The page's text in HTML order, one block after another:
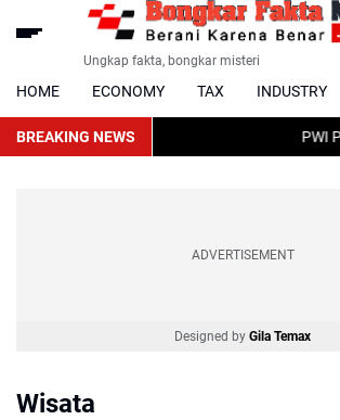
Ungkap fakta, bongkar misteri
HOME ECONOMY TAX INDUSTRY
BREAKING NEWS PWI
ADVERTISEMENT
Designed by Gila Temax
Wisata